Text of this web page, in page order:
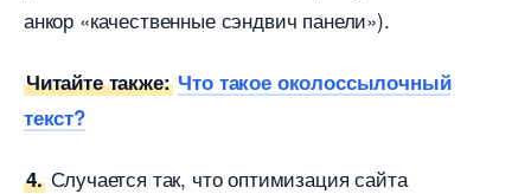
анкор «качественные сэндвич панели»).
Читайте также: Что такое околоссылочный
текст?
4.Случается так, что оптимизация сайта